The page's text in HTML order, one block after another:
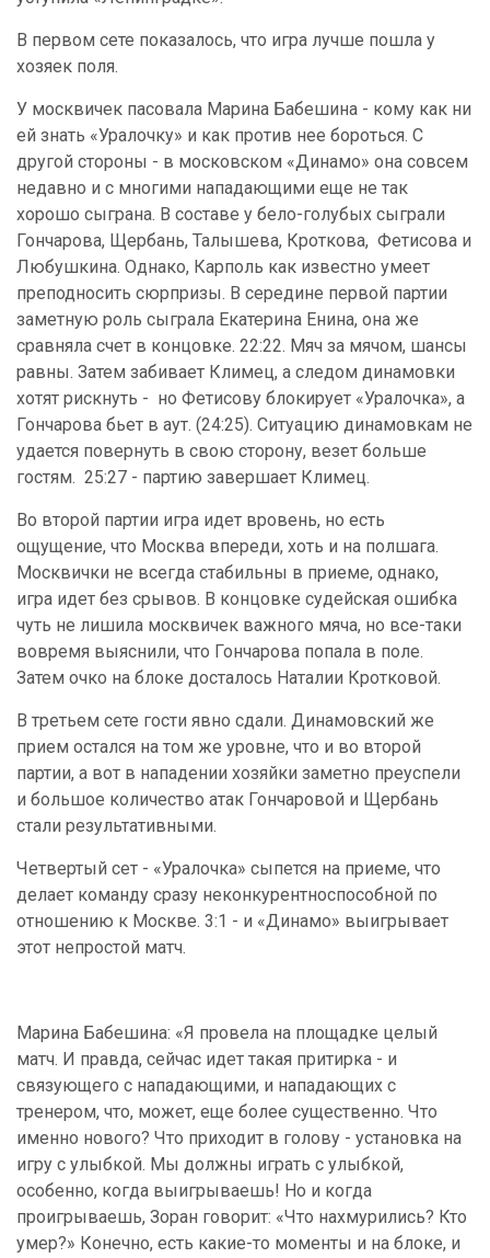
В первом сете показалось, что игра лучше пошла у
хозяек поля.
У москвичек пасовала Марина Бабешина - кому как ни
ей знать «Уралочку» и как против нее бороться. С
другой стороны - в московском «Динамо» она совсем
недавно и с многими нападающими еще не так
хорошо сыграна. В составе у бело-голубых сыграли
Гончарова, Щербань, Талышева, Кроткова, Фетисова и
Любушкина. Однако, Карполь как известно умеет
преподносить сюрпризы. В середине первой партии
заметную роль сыграла Екатерина Енина, она же
сравняла счет в концовке. 22:22. Мяч за мячом, шансы
равны. Затем забивает Климец, а следом динамовки
хотят рискнуть - но Фетисову блокирует «Уралочка», а
Гончарова бьет в аут. (24:25). Ситуацию динамовкам не
удается повернуть в свою сторону, везет больше
гостям. 25:27 - партию завершает Климец.
Во второй партии игра идет вровень, но есть
ощущение, что Москва впереди, хоть и на полшага.
Москвички не всегда стабильны в приеме, однако,
игра идет без срывов. В концовке судейская ошибка
чуть не лишила москвичек важного мяча, но все-таки
вовремя выяснили, что Гончарова попала в поле.
Затем очко на блоке досталось Наталии Кротковой.
В третьем сете гости явно сдали. Динамовский же
прием остался на том же уровне, что и во второй
партии, а вот в нападении хозяйки заметно преуспели
и большое количество атак Гончаровой и Щербань
стали результативными.
Четвертый сет - «Уралочка» сыпется на приеме, что
делает команду сразу неконкурентноспособной по
отношению к Москве. 3:1 - и «Динамо» выигрывает
этот непростой матч.
Марина Бабешина: «Я провела на площадке целый
матч. И правда, сейчас идет такая притирка - и
связующего с нападающими, и нападающих с
тренером, что, может, еще более существенно. Что
именно нового? Что приходит в голову - установка на
игру с улыбкой. Мы должны играть с улыбкой,
особенно, когда выигрываешь! Но и когда
проигрываешь, Зоран говорит: «Что нахмурились? Кто
умер?» Конечно, есть какие-то моменты и на блоке, и